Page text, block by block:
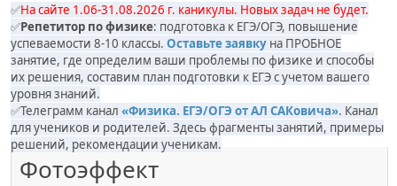
✅На сайте 1.06-31.08.2026 г. каникулы. Новых задач не будет.
✅Репетитор по физике: подготовка к ЕГЭ/ОГЭ, повышение
успеваемости 8-10 классы. Оставьте заявку на ПРОБНОЕ
занятие, где определим ваши проблемы по физике и способы
их решения, составим план подготовки к ЕГЭ с учетом вашего
уровня знаний.
✅Телеграмм канал «Физика. ЕГЭ/ОГЭ от АЛ САКовича». Канал
для учеников и родителей. Здесь фрагменты занятий, примеры
решений, рекомендации ученикам.
Фотоэффект